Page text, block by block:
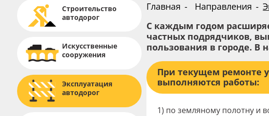
Эксплуатация автодорог
Аренда спецтехники
Строительство
автодорог
Искусственные
сооружения
Эксплуатация
автодорог
Главная Направления
С каждым годом
частных подрядчиков,
пользования в городе. В
При текущем ремонте
выполняются работы:
1) по земляному полотну и